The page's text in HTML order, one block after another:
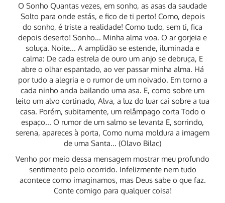
O Sonho Quantas vezes, em sonho, as asas da saudade
Solto para onde estás, e fico de ti perto! Como, depois
do sonho, é triste a realidade! Como tudo, sem ti, fica
depois deserto! Sonho... Minha alma voa. O ar gorjeia e
soluça. Noite... A amplidão se estende, iluminada e
calma: De cada estrela de ouro um anjo se debruça, E
abre o olhar espantado, ao ver passar minha alma. Há
por tudo a alegria e o rumor de um noivado. Em torno a
cada ninho anda bailando uma asa. E, como sobre um
leito um alvo cortinado, Alva, a luz do luar cai sobre a tua
casa. Porém, subitamente, um relâmpago corta Todo o
espaço... O rumor de um salmo se levanta E, sorrindo,
serena, apareces à porta, Como numa moldura a imagem
de uma Santa... (Olavo Bilac)
Venho por meio dessa mensagem mostrar meu profundo
sentimento pelo ocorrido. Infelizmente nem tudo
acontece como imaginamos, mas Deus sabe o que faz.
Conte comigo para qualquer coisa!